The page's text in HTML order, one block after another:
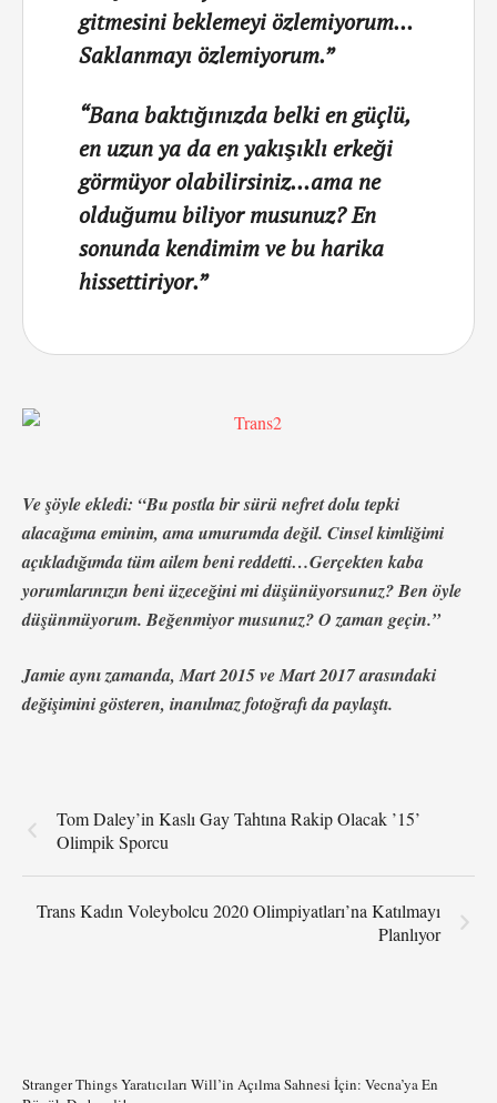
gitmesini beklemeyi özlemiyorum…
Saklanmayı özlemiyorum.”
“Bana baktığınızda belki en güçlü,
en uzun ya da en yakışıklı erkeği
görmüyor olabilirsiniz…ama ne
olduğumu biliyor musunuz? En
sonunda kendimim ve bu harika
hissettiriyor.”
Ve şöyle ekledi: “Bu postla bir sürü nefret dolu tepki
alacağıma eminim, ama umurumda değil. Cinsel kimliğimi
açıkladığımda tüm ailem beni reddetti…Gerçekten kaba
yorumlarınızın beni üzeceğini mi düşünüyorsunuz? Ben öyle
düşünmüyorum. Beğenmiyor musunuz? O zaman geçin.”
Jamie aynı zamanda, Mart 2015 ve Mart 2017 arasındaki
değişimini gösteren, inanılmaz fotoğrafı da paylaştı.
Tom Daley’in Kaslı Gay Tahtına Rakip Olacak ’15’
Olimpik Sporcu
Trans Kadın Voleybolcu 2020 Olimpiyatları’na Katılmayı
Planlıyor
Stranger Things Yaratıcıları Will’in Açılma Sahnesi İçin: Vecna’ya En